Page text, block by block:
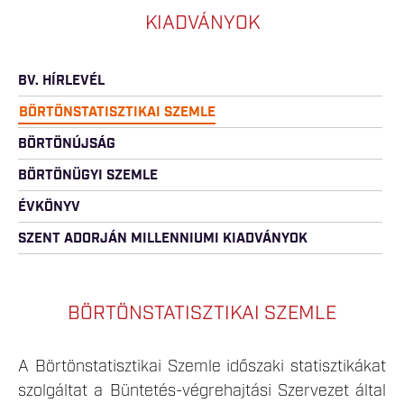
KIADVÁNYOK
BV. HÍRLEVÉL
BÖRTÖNSTATISZTIKAI SZEMLE
BÖRTÖNÚJSÁG
BÖRTÖNÜGYI SZEMLE
ÉVKÖNYV
SZENT ADORJÁN MILLENNIUMI KIADVÁNYOK
BÖRTÖNSTATISZTIKAI SZEMLE
A Börtönstatisztikai Szemle időszaki statisztikákat
szolgáltat a Büntetés-végrehajtási Szervezet által